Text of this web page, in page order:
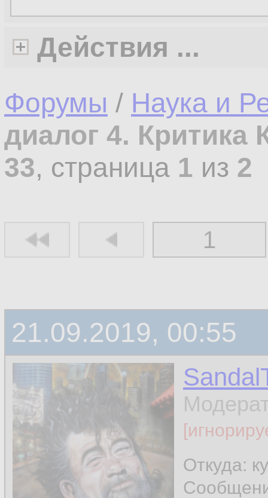
Действия ...
Форумы / Наука и
диалог 4. Критика
33, страница 1 из 2
1
21.09.2019, 00:55
Откуда: